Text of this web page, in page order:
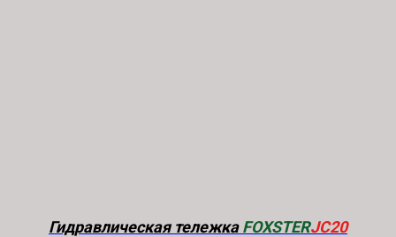
Гидравлическая тележкаFOXSTERJC20